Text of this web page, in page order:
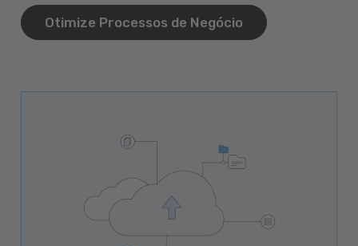
Otimize Processos de Negócio